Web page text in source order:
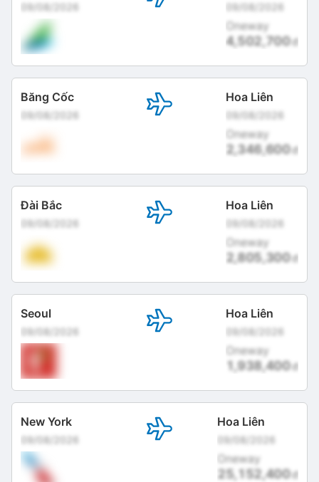
09/08/2026 09/08/2026
Oneway
4,502,700đ
Băng Cốc
09/08/2026
Hoa Liên
09/08/2026
Oneway
2,346,600đ
Đài Bắc
09/08/2026
Hoa Liên
09/08/2026
Oneway
2,805,300đ
Seoul
09/08/2026
Hoa Liên
09/08/2026
Oneway
1,938,400đ
New York
09/08/2026
Hoa Liên
09/08/2026
Oneway
25,152,400đ